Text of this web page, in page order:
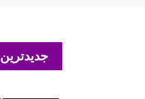
جدیدترین